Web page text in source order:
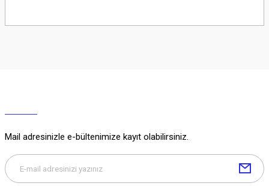
Soru Sor
Mail adresinizle e-bültenimize kayıt olabilirsiniz.